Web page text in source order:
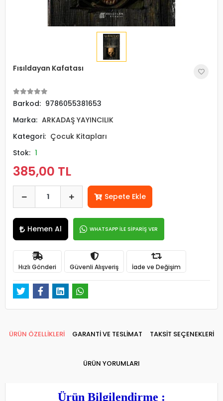
Fısıldayan Kafatası
Barkod: 9786055381653
Marka: ARKADAŞ YAYINCILIK
Kategori: Çocuk Kitapları
Stok: 1
385,00 TL
Sepete Ekle
Hemen Al WHATSAPP İLE SİPARİŞ VER
Hızlı Gönderi Güvenli Alışveriş İade ve Değişim
ÜRÜN ÖZELLİKLERİ GARANTİ VE TESLİMAT TAKSİT SEÇENEKLERİ
ÜRÜN YORUMLARI
Ürün Bilgilendirme :